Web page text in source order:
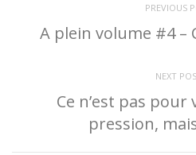
PREVIOUS
A plein volume #4 –
NEXT
Ce n’est pas
pression,